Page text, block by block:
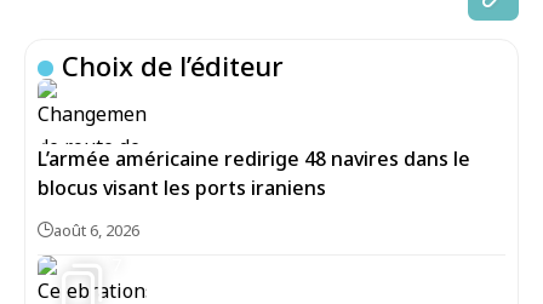
Choix de l’éditeur
L’armée américaine redirige 48 navires dans le
blocus visant les ports iraniens
août 6, 2026